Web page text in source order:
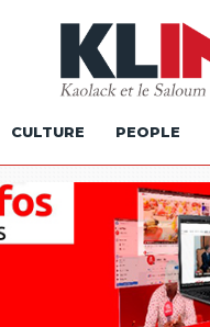
CULTURE PEOPLE